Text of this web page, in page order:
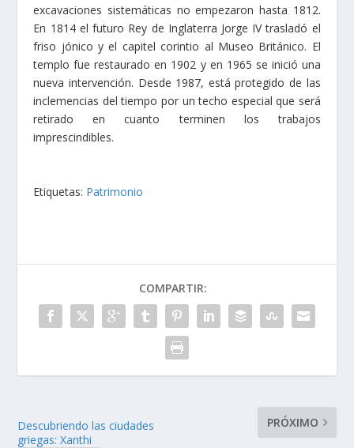
excavaciones sistemáticas no empezaron hasta 1812.
En 1814 el futuro Rey de Inglaterra Jorge IV trasladó el
friso jónico y el capitel corintio al Museo Británico. El
templo fue restaurado en 1902 y en 1965 se inició una
nueva intervención. Desde 1987, está protegido de las
inclemencias del tiempo por un techo especial que será
retirado en cuanto terminen los trabajos
imprescindibles.
Etiquetas: Patrimonio
COMPARTIR:
Descubriendo las ciudades
griegas: Xanthi
PRÓXIMO